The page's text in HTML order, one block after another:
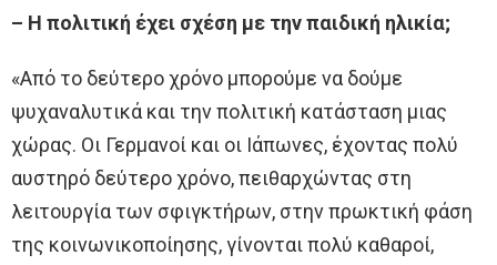
– Η πολιτική έχει σχέση με την παιδική ηλικία;
«Από το δεύτερο χρόνο μπορούμε να δούμε
ψυχαναλυτικά και την πολιτική κατάσταση μιας
χώρας. Οι Γερμανοί και οι Ιάπωνες, έχοντας πολύ
αυστηρό δεύτερο χρόνο, πειθαρχώντας στη
λειτουργία των σφιγκτήρων, στην πρωκτική φάση
της κοινωνικοποίησης, γίνονται πολύ καθαροί,